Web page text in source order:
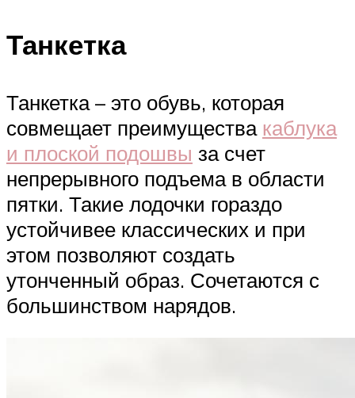
Танкетка
Танкетка – это обувь, которая
совмещает преимущества каблука
и плоской подошвы за счет
непрерывного подъема в области
пятки. Такие лодочки гораздо
устойчивее классических и при
этом позволяют создать
утонченный образ. Сочетаются с
большинством нарядов.